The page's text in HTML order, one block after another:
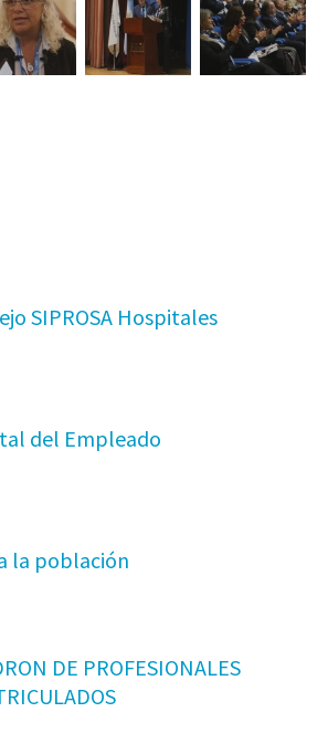
SIPROSA Hospitales
del Empleado
la población
DE PROFESIONALES